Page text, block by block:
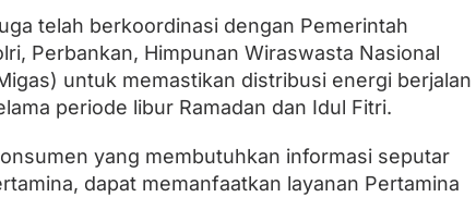
telah berkoordinasi dengan Pemerintah
Perbankan, Himpunan Wiraswasta Nasional
untuk memastikan distribusi energi berjalan
periode libur Ramadan dan Idul Fitri.
yang membutuhkan informasi seputar
dapat memanfaatkan layanan Pertamina